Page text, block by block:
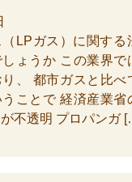
LPガス）に関する
しょうか この業界で
、 都市ガスと比べ
ことで 経済産業省
不透明 プロパンガ